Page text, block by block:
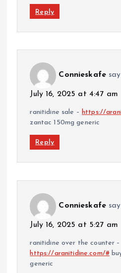
Reply
Connieskafe
July 16, 2025 at 4:47 am
ranitidine sale – https://
zantac 150mg generic
Reply
Connieskafe
July 16, 2025 at 5:27 am
ranitidine over the counter –
https://aranitidine.com/#
generic